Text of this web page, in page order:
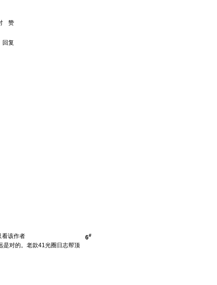
赞
回复
6#
看该作者
是对的。老款41光圈日志帮顶